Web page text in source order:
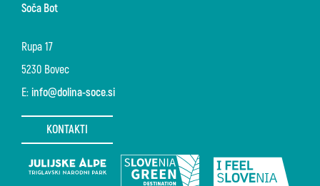
Rupa 17
5230 Bovec
E: info@dolina-soce.si
KONTAKTI
Soča Bot